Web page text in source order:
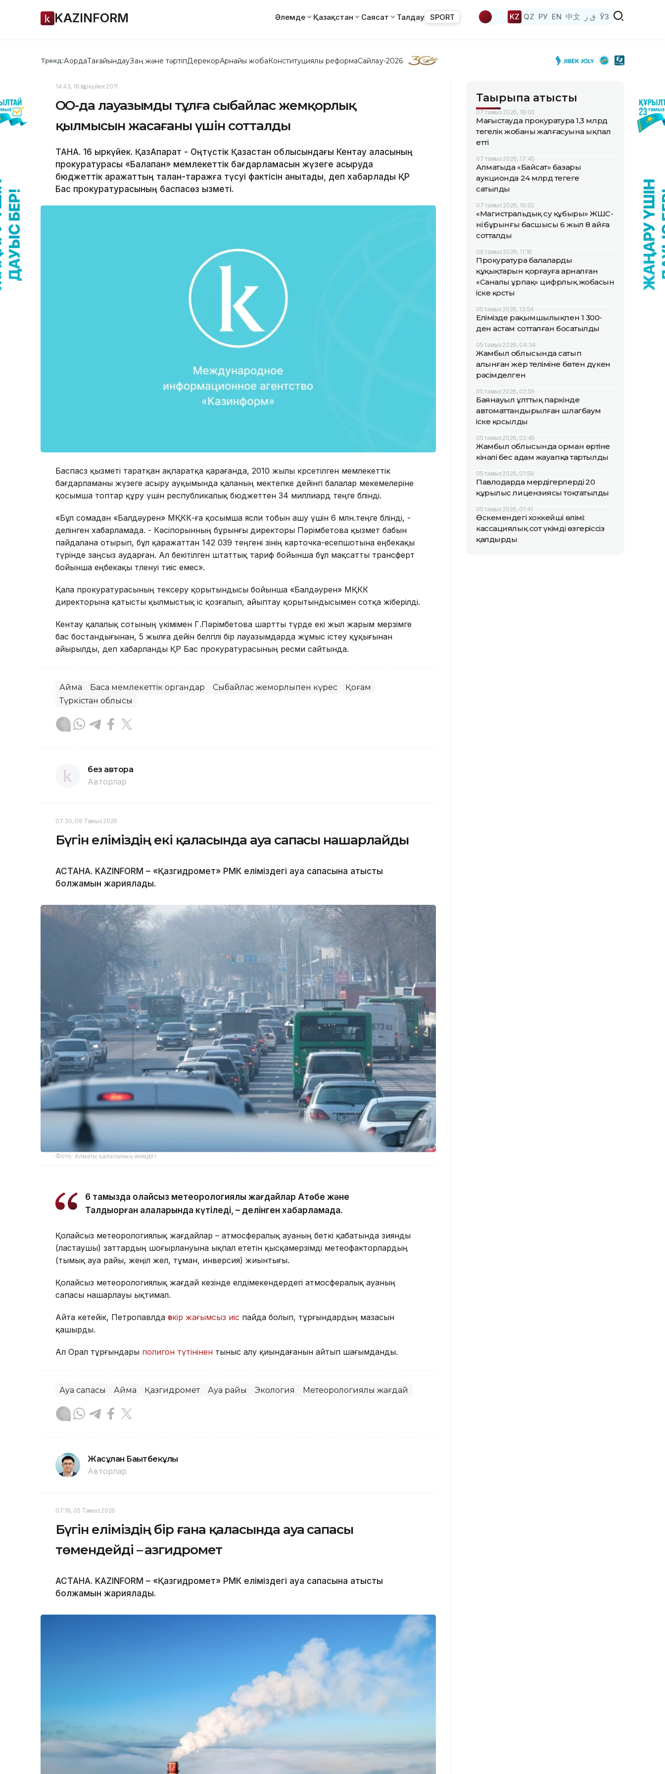
KAZINFORM Әлемде Қазақстан Саясат Талдау SPORT KZ QZ РУ EN 中文 ق ز ЎЗ
Тренд:АқордаТағайындауЗаң және тәртіпДерекқорАрнайы жобаКонституциялық реформаСайлау-2026
14:43, 16 Қыркүйек 2011
ОҚО-да лауазымды тұлға сыбайлас жемқорлық
қылмысын жасағаны үшін сотталды
ТАНА. 16 қыркүйек. ҚазАқпарат - Оңтүстік Қазақстан облысындағы Кентау қаласының
прокуратурасы «Балапан» мемлекеттік бағдарламасын жүзеге асыруда
бюджеттік қаражаттың талан-таражға түсуі фактісін анықтады, деп хабарлады ҚР
Бас прокуратурасының баспасөз қызметі.
Баспасөз қызметі таратқан ақпаратқа қарағанда, 2010 жылы көрсетілген мемлекеттік
бағдарламаны жүзеге асыру ауқымында қаланың мектепке дейінгі балалар мекемелеріне
қосымша топтар құру үшін республикалық бюджеттен 34 миллиард теңге бөлінді.
«Бұл сомадан «Балдәурен» МҚКК-ға қосымша ясли тобын ашу үшін 6 млн.теңге бөлінді, -
делінген хабарламада. - Кәсіпорынның бұрынғы директоры Пәрімбетова қызмет бабын
пайдалана отырып, бұл қаражаттан 142 039 теңгені өзінің карточка-есепшотына еңбекақы
түрінде заңсыз аударған. Ал бекітілген штаттық тариф бойынша бұл мақсатты трансферт
бойынша еңбекақы төленуі тиіс емес».
Қала прокуратурасының тексеру қорытындысы бойынша «Балдәурен» МҚКК
директорына қатысты қылмыстық іс қозғалып, айыптау қорытындысымен сотқа жіберілді.
Кентау қалалық сотының үкімімен Г.Пәрімбетова шартты түрде екі жыл жарым мерзімге
бас бостандығынан, 5 жылға дейін белгілі бір лауазымдарда жұмыс істеу құқығынан
айырылды, деп хабарланды ҚР Бас прокуратурасының ресми сайтында.
Аймақ Басқа мемлекеттік органдар Сыбайлас жемқорлықпен күрес
Қоғам
Түркістан облысы
без автора
Авторлар
07:30, 06 Тамыз 2026
Бүгін еліміздің екі қаласында ауа сапасы нашарлайды
АСТАНА. KAZINFORM – «Қазгидромет» РМК еліміздегі ауа сапасына қатысты
болжамын жариялады.
Фото: Алматы қаласының әкімдігі
6 тамызда қолайсыз метеорологиялық жағдайлар Ақтөбе және
Талдықорған қалаларында күтіледі, – делінген хабарламада.
Қолайсыз метеорологиялық жағдайлар – атмосфералық ауаның беткі қабатында зиянды
(ластаушы) заттардың шоғырлануына ықпал ететін қысқамерзімді метеофакторлардың
(тымық ауа райы, жеңіл жел, тұман, инверсия) жиынтығы.
Қолайсыз метеорологиялық жағдай кезінде елдімекендердегі атмосфералық ауаның
сапасы нашарлауы ықтимал.
Айта кетейік, Петропавлда өткір жағымсыз иіс пайда болып, тұрғындардың мазасын
қашырды.
Ал Орал тұрғындары полигон түтінінен тыныс алу қиындағанын айтып шағымданды.
Ауа сапасы Аймақ Қазгидромет Ауа райы Экология Метеорологиялық жағдай
Жасұлан Бақытбекұлы
Авторлар
07:16, 05 Тамыз 2026
Бүгін еліміздің бір ғана қаласында ауа сапасы
төмендейді – Қазгидромет
АСТАНА. KAZINFORM – «Қазгидромет» РМК еліміздегі ауа сапасына қатысты
болжамын жариялады.
Тақырыпқа қатысты
07 тамыз 2026, 18:00
Маңғыстауда прокуратура 1,3 млрд
теңгелік жобаның жалғасуына ықпал
етті
07 тамыз 2026, 17:45
Алматыда «Байсат» базары
аукционда 24 млрд теңгеге
сатылды
07 тамыз 2026, 16:02
«Магистральдық су құбыры» ЖШС-
нің бұрынғы басшысы 6 жыл 8 айға
сотталды
06 тамыз 2026, 11:16
Прокуратура балалардың
құқықтарын қорғауға арналған
«Саналы ұрпақ» цифрлық жобасын
іске қосты
05 тамыз 2026, 13:54
Елімізде рақымшылықпен 1 300-
ден астам сотталған босатылды
05 тамыз 2026, 04:34
Жамбыл облысында сатып
алынған жер теліміне бөтен дүкен
рәсімделген
05 тамыз 2026, 02:59
Баянауыл ұлттық паркінде
автоматтандырылған шлагбаум
іске қосылды
05 тамыз 2026, 02:45
Жамбыл облысында орман өртіне
кінәлі бес адам жауапқа тартылды
05 тамыз 2026, 01:59
Павлодарда мердігерлердің 20
құрылыс лицензиясы тоқтатылды
05 тамыз 2026, 01:41
Өскемендегі хоккейші өлімі:
кассациялық сот үкімді өзгеріссіз
қалдырды